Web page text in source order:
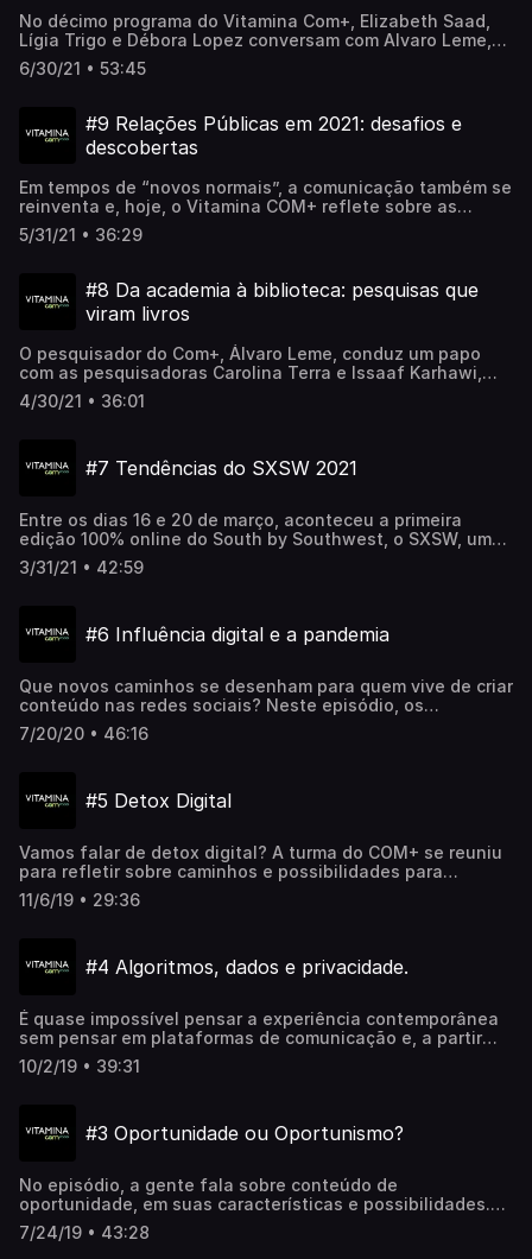
No décimo programa do Vitamina Com+, Elizabeth Saad,
Lígia Trigo e Débora Lopez conversam com Alvaro Leme,
host do podcast, sobre as perspectivas do áudio digital.
6/30/21 • 53:45
#9 Relações Públicas em 2021: desafios e
descobertas
Em tempos de “novos normais”, a comunicação também se
reinventa e, hoje, o Vitamina COM+ reflete sobre as
mudanças na área de Relações Públicas trazidas ou
aceleradas pela pandemia. Para o papo, convidamos as
pesquisadoras do COM+, que participaram da discussão
conduzida por Alvaro Leme.
5/31/21 • 36:29
#8 Da academia à biblioteca: pesquisas que
viram livros
O pesquisador do Com+, Álvaro Leme, conduz um papo
com as pesquisadoras Carolina Terra e Issaaf Karhawi,
que recentemente lançaram seus livros sobre influência
digital: "Marcas Influenciadoras Digitais – como
profissionalização da blogosfera de moda brasileira".
processo.
4/30/21 • 36:01
#7 Tendências do SXSW 2021
Entre os dias 16 e 20 de março, aconteceu a primeira
edição 100% online do South by Southwest, o SXSW, um
dos mais importantes eventos do mundo e que reúne
tecnologia, música, arte... Num papo conduzido por Alvaro
3/31/21 • 42:59
#6 Influência digital e a pandemia
Que novos caminhos se desenham para quem vive de criar
conteúdo nas redes sociais? Neste episódio, os
pesquisadores do COM+ conversam sobre o sempre
dinâmico segmento de influência, que passa por
7/20/20 • 46:16
#5 Detox Digital
Vamos falar de detox digital? A turma do COM+ se reuniu
para refletir sobre caminhos e possibilidades para
desintoxicar corpo e mente em meio a uma vida altamente
conectada. Vem com a gente!
11/6/19 • 29:36
#4 Algoritmos, dados e privacidade.
É quase impossível pensar a experiência contemporânea
sem pensar em plataformas de comunicação e, a partir
delas, na presença dos algoritmos para selecionar o que
recebemos e consumimos. Mas, o que é útil e o que é
Byung-chul Han, vivemos passamos da reflexão para uma
10/2/19 • 39:31
#3 Oportunidade ou Oportunismo?
No episódio, a gente fala sobre conteúdo de
oportunidade, em suas características e possibilidades.
Afinal, qual a diferença entre oportunidade e
oportunismo? Quando as marcas devem se apropriar de
7/24/19 • 43:28